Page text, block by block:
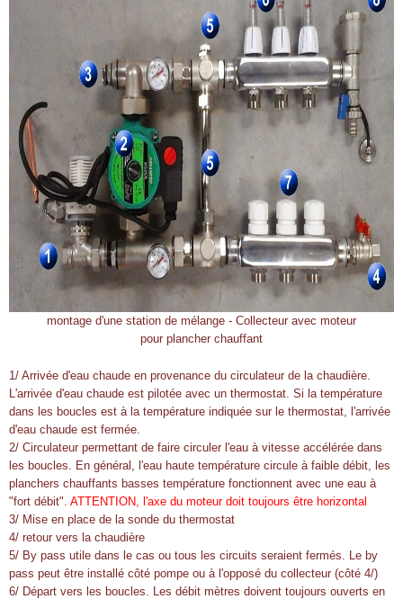
montage d'une station de mélange - Collecteur avec moteur
pour plancher chauffant
1/ Arrivée d'eau chaude en provenance du circulateur de la chaudière.
L'arrivée d'eau chaude est pilotée avec un thermostat. Si la température
dans les boucles est à la température indiquée sur le thermostat, l'arrivée
d'eau chaude est fermée.
2/ Circulateur permettant de faire circuler l'eau à vitesse accélérée dans
les boucles. En général, l'eau haute température circule à faible débit, les
planchers chauffants basses température fonctionnent avec une eau à
"fort débit". ATTENTION, l'axe du moteur doit toujours être horizontal
3/ Mise en place de la sonde du thermostat
4/ retour vers la chaudière
5/ By pass utile dans le cas ou tous les circuits seraient fermés. Le by
pass peut être installé côté pompe ou à l'opposé du collecteur (côté 4/)
6/ Départ vers les boucles. Les débit mètres doivent toujours ouverts en